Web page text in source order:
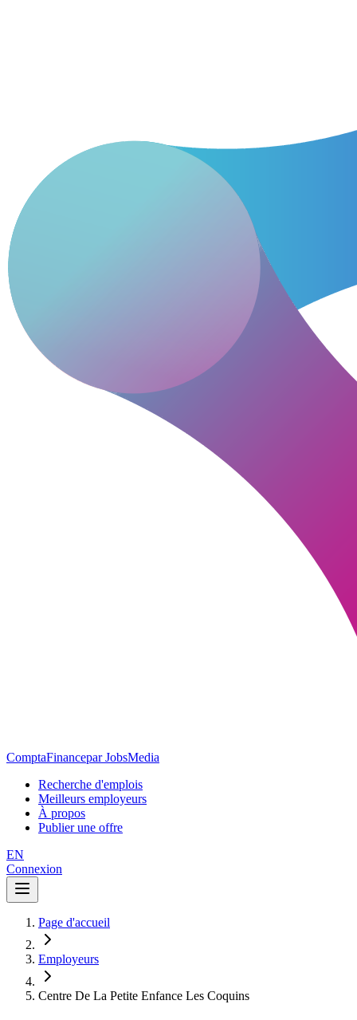
ComptaFinancepar JobsMedia
Recherche d'emplois
Meilleurs employeurs
À propos
Publier une offre
EN
Connexion
Page d'accueil
Employeurs
Centre De La Petite Enfance Les Coquins